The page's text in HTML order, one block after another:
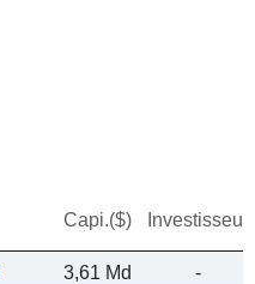
Capi.($) Investisseur
3,61 Md -